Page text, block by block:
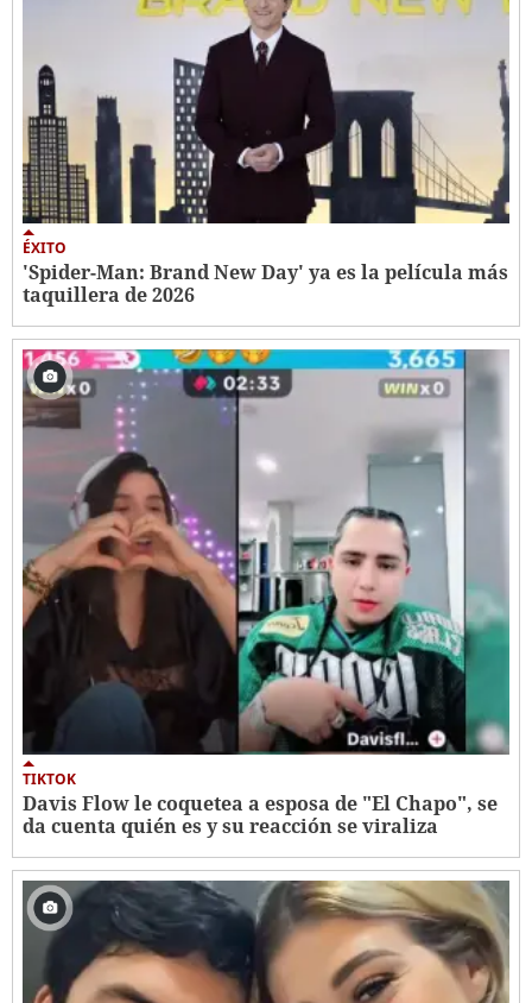
ÉXITO
'Spider-Man: Brand New Day' ya es la película más
taquillera de 2026
TIKTOK
Davis Flow le coquetea a esposa de "El Chapo", se
da cuenta quién es y su reacción se viraliza